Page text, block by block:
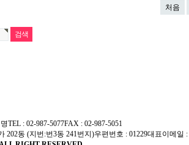
처음
TEL : 02-987-5077FAX : 02-987-5051
202동 (지번:번3동 241번지)우편번호 : 01229대표이메일 :